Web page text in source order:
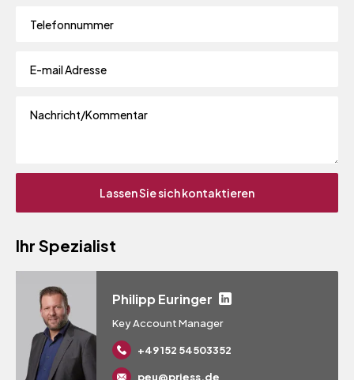
Ihr Spezialist
Philipp Euringer
Key Account Manager
+49 152 54503352
peu@priess.de